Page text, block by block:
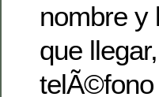
nombre y
que
telÃ©fono